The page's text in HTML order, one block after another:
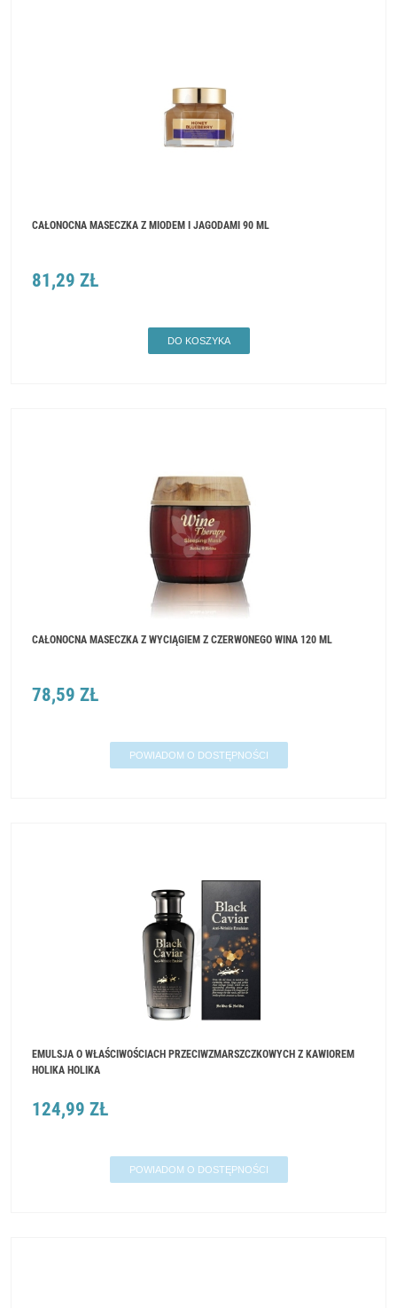
CAŁONOCNA MASECZKA Z MIODEM I JAGODAMI 90 ML
81,29 ZŁ
DO KOSZYKA
CAŁONOCNA MASECZKA Z WYCIĄGIEM Z CZERWONEGO WINA 120 ML
78,59 ZŁ
POWIADOM O DOSTĘPNOŚCI
EMULSJA O WŁAŚCIWOŚCIACH PRZECIWZMARSZCZKOWYCH Z KAWIOREM
HOLIKA HOLIKA
124,99 ZŁ
POWIADOM O DOSTĘPNOŚCI